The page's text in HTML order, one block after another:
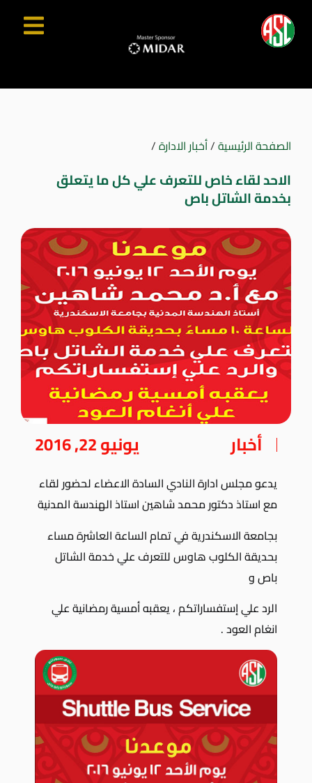
الصفحة الرئيسية/أخبار الادارة/
الاحد لقاء خاص للتعرف علي كل ما يتعلق
بخدمة الشاتل باص
أخبار يونيو 22, 2016
يدعو مجلس ادارة النادي السادة الاعضاء لحضور لقاء
مع استاذ دكتور محمد شاهين استاذ الهندسة المدنية
بجامعة الاسكندرية في تمام الساعة العاشرة مساء
بحديقة الكلوب هاوس للتعرف علي خدمة الشاتل
باص و
الرد علي إستفساراتكم ، يعقبه أمسية رمضانية علي
انغام العود .